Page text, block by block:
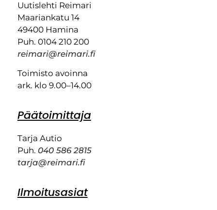
Uutislehti Reimari
Maariankatu 14
49400 Hamina
Puh. 0104 210 200
reimari@reimari.fi
Toimisto avoinna
ark. klo 9.00–14.00
Päätoimittaja
Tarja Autio
Puh. 040 586 2815
tarja@reimari.fi
Ilmoitusasiat